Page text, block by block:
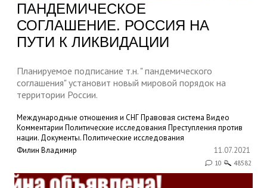
ПАНДЕМИЧЕСКОЕ
СОГЛАШЕНИЕ. РОССИЯ НА
ПУТИ К ЛИКВИДАЦИИ
Планируемое подписание т.н. " пандемического
соглашения" установит новый мировой порядок на
территории России.
Международные отношения и СНГПравовая система Видео
Комментарии Политические исследования Преступления против
нации. Документы.Политические исследования
Филин Владимир
11.07.2021
10 48582